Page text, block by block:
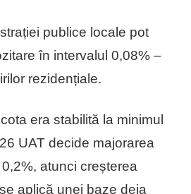
publice locale pot
în intervalul 0,08% –
rezidențiale.
era stabilită la minimul
UAT decide majorarea
atunci creșterea
aplică unei baze deja